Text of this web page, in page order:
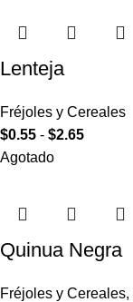
Lenteja
Fréjoles y Cereales
$0.55 - $2.65
Agotado
Quinua Negra
Fréjoles y Cereales,